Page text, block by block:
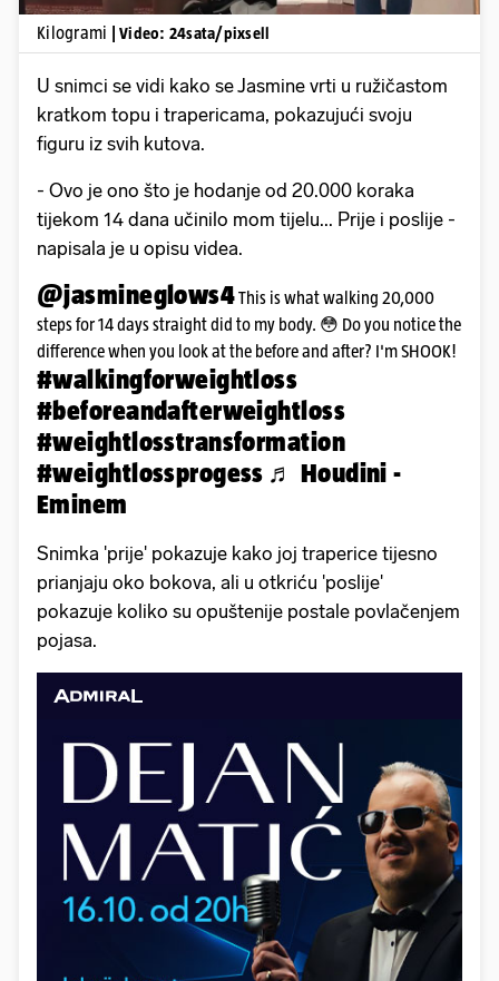
Kilogrami | Video: 24sata/pixsell
U snimci se vidi kako se Jasmine vrti u ružičastom
kratkom topu i trapericama, pokazujući svoju
figuru iz svih kutova.
- Ovo je ono što je hodanje od 20.000 koraka
tijekom 14 dana učinilo mom tijelu... Prije i poslije -
napisala je u opisu videa.
@jasmineglows4This is what walking 20,000
steps for 14 days straight did to my body. 😳 Do you notice the
difference when you look at the before and after? I'm SHOOK!
#walkingforweightloss
#beforeandafterweightloss
#weightlosstransformation
#weightlossprogess ♬ Houdini -
Eminem
Snimka 'prije' pokazuje kako joj traperice tijesno
prianjaju oko bokova, ali u otkriću 'poslije'
pokazuje koliko su opuštenije postale povlačenjem
pojasa.